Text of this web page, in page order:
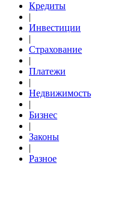
Кредиты
|
Инвестиции
|
Страхование
|
Платежи
|
Недвижимость
|
Бизнес
|
Законы
|
Разное